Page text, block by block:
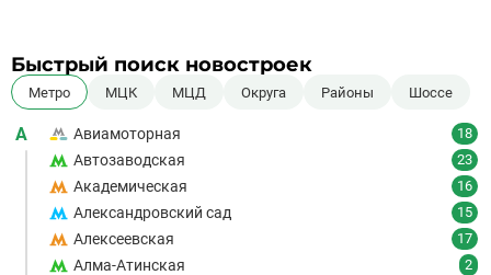
Быстрый поиск новостроек
Метро МЦК МЦД Округа Районы Шоссе
А Авиамоторная 18
Автозаводская 23
Академическая 16
Александровский сад 15
Алексеевская 17
Алма-Атинская 2